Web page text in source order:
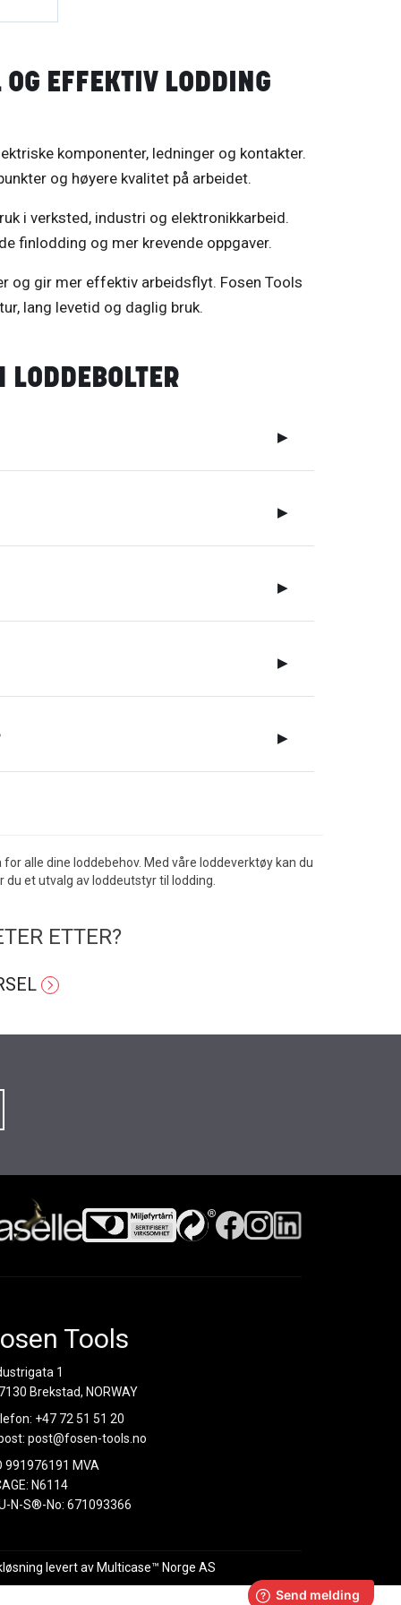
EFFEKTIV LODDING
komponenter, ledninger og kontakter.
og høyere kvalitet på arbeidet.
i verksted, industri og elektronikkarbeid.
finlodding og mer krevende oppgaver.
og gir mer effektiv arbeidsflyt. Fosen Tools
lang levetid og daglig bruk.
▶
▶
▶
▶
▶
alle dine loddebehov. Med våre loddeverktøy kan du
et utvalg av loddeutstyr til lodding.
ETTER?
Tools
1
Brekstad, NORWAY
+47 72 51 51 20
post@fosen-tools.no
991976191 MVA
N6114
N-S®-No: 671093366
levert avMulticase™ Norge AS